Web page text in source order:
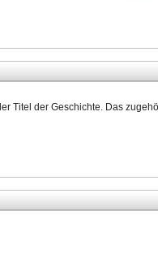
Titel der Geschichte. Das